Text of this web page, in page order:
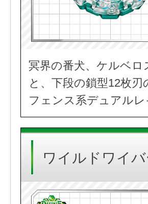
冥界の番犬、ケルベ
と、下段の鎖型12枚
フェンス系デュアルレ
ワイルドワイ